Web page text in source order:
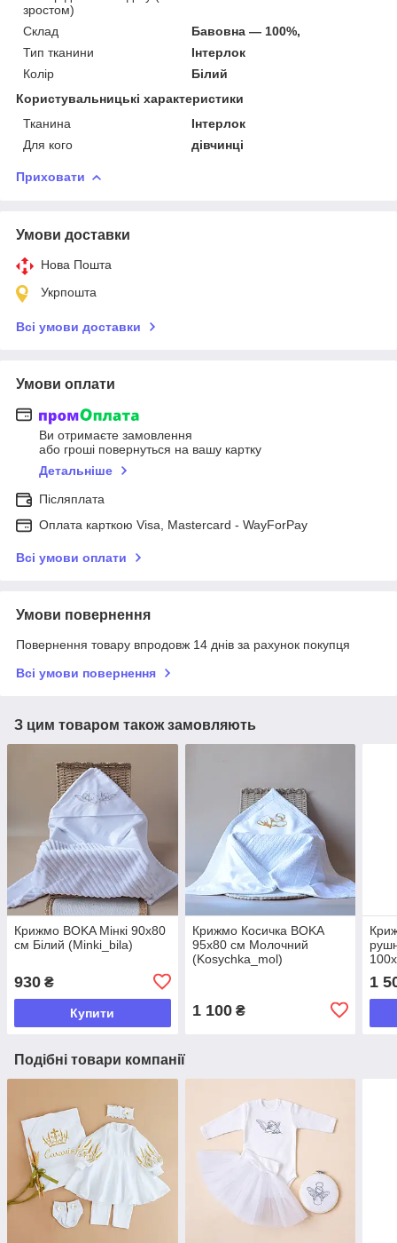
зростом)
Склад
Бавовна — 100%,
Тип тканини
Інтерлок
Колір
Білий
Користувальницькі характеристики
Тканина
Інтерлок
Для кого
дівчинці
Приховати
Умови доставки
Нова Пошта
Укрпошта
Всі умови доставки
Умови оплати
Ви отримаєте замовлення
або гроші повернуться на вашу картку
Детальніше
Післяплата
Оплата карткою Visa, Mastercard - WayForPay
Всі умови оплати
Умови повернення
Повернення товару впродовж 14 днів за рахунок покупця
Всі умови повернення
З цим товаром також замовляють
Крижмо BOKA Мінкі 90х80
см Білий (Minki_bila)
930 ₴
Купити
Крижмо Косичка BOKA
95x80 см Молочний
(Kosychka_mol)
1 100₴
1
Подібні товари компанії